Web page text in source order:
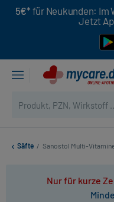
5€* für Neukunden: Im
Jetzt
Säfte / Sanostol Multi-
Nur für kurze